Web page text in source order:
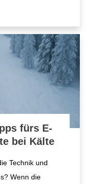
fürs E-
bei Kälte
Technik und
Wenn die